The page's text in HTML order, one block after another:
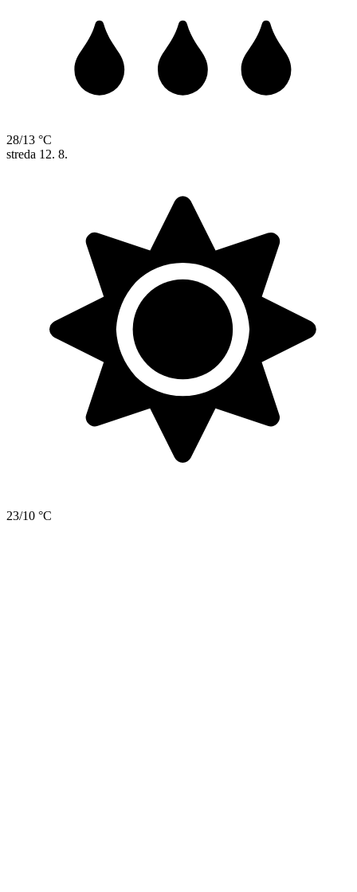
28/13 °C
streda 12. 8.
23/10 °C